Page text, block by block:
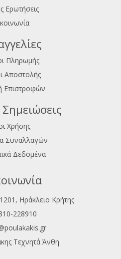
Ερωτήσεις
Πληρωμής
Αποστολής
Επιστροφών
Χρήσης
Συναλλαγών
Δεδομένα
Ηράκλειο Κρήτης
228910
Τεχνητά Άνθη